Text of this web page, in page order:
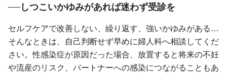
しつこいかゆみがあれば迷わず受診を
セルフケアで改善しない、繰り返す、強いかゆみがある…
そんなときは、自己判断せず早めに婦人科へ相談してくだ
さい。性感染症が原因だった場合、放置すると将来の不妊
や流産のリスク、パートナーへの感染につながることもあ